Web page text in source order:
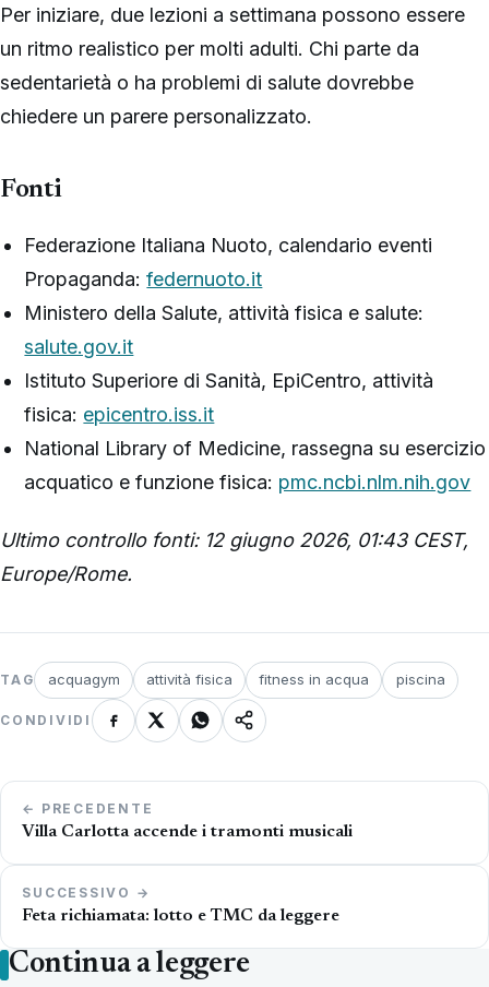
Per iniziare, due lezioni a settimana possono essere
un ritmo realistico per molti adulti. Chi parte da
sedentarietà o ha problemi di salute dovrebbe
chiedere un parere personalizzato.
Fonti
Federazione Italiana Nuoto, calendario eventi
Propaganda:federnuoto.it
Ministero della Salute, attività fisica e salute:
salute.gov.it
Istituto Superiore di Sanità, EpiCentro, attività
fisica: epicentro.iss.it
National Library of Medicine, rassegna su esercizio
acquatico e funzione fisica: pmc.ncbi.nlm.nih.gov
Ultimo controllo fonti: 12 giugno 2026, 01:43 CEST,
Europe/Rome.
TAG acquagym attività fisica fitness in acqua piscina
CONDIVIDI
Navigazione
articoli
← PRECEDENTE
Villa Carlotta accende i tramonti musicali
SUCCESSIVO →
Feta richiamata: lotto e TMC da leggere
Continua a leggere